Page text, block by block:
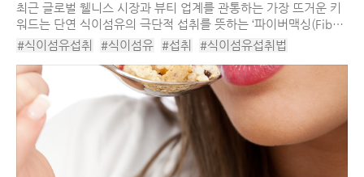
최근 글로벌 웰니스 시장과 뷰티 업계를 관통하는 가장 뜨거운 키
워드는 단연 식이섬유의 극단적 섭취를 뜻하는 ‘파이버맥싱(Fiber
maxing)’입니다. 과거 변비 예방이나 다이어트의 보조 수단 정도
#식이섬유섭취 #식이섬유 #섭취
#식이섬유섭취법
#이너뷰티 #웰니스시장 #파이브맥싱 #웰니스 #뷰티업계
#파이버맥싱뜻
#장내환경 #파이버맥싱챌린지
#파이버맥싱레시피
#파이버보충제 #식이섬유마케팅